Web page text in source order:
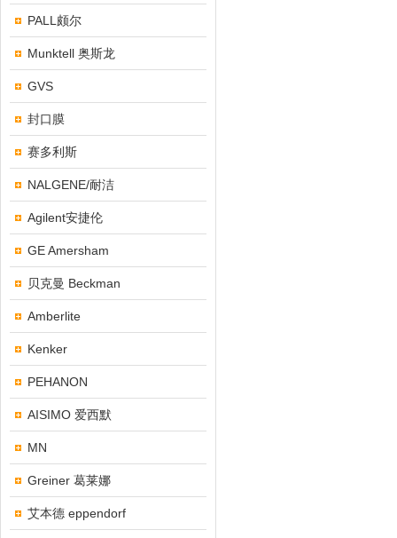
PALL颇尔
Munktell 奥斯龙
GVS
封口膜
赛多利斯
NALGENE/耐洁
Agilent安捷伦
GE Amersham
贝克曼 Beckman
Amberlite
Kenker
PEHANON
AISIMO 爱西默
MN
Greiner 葛莱娜
艾本德 eppendorf